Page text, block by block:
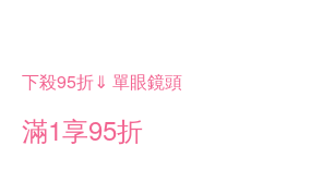
下殺95折⇓ 單眼鏡頭
滿1享95折